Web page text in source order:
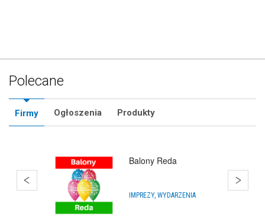
Polecane
Firmy Ogłoszenia Produkty
Bańki Mydlane
ARTYKUŁY NA IMPREZY